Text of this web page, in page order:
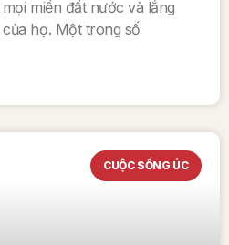
miền đất nước và lắng
họ. Một trong số
CUỘC SỐNG ÚC